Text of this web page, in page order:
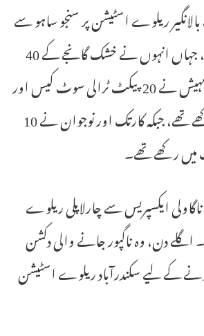
بالانگیر ریلوے اسٹیشن پر سنجو ساہو سے
مبینہ طور پر ملاقات کی، جہاں انہوں نے خشک گانجے کے 40
پیکٹ حوالے کیے۔ مہیش نے 20 پیکٹ ٹرالی سوٹ کیس اور
ایک بیگ میں چھپا رکھے تھے، جبکہ کارتک اور نوجوان نے 10
رکھے تھے۔
کو ناگاولی ایکسپریس سے چارلاپلی ریلوے
اگلے دن، وہ ناگپور جانے والی دکشن
کے لیے سکندرآباد ریلوے اسٹیشن